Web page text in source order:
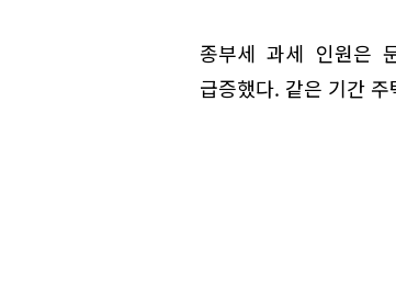
종부세 과세 인원은
급증했다. 같은 기간